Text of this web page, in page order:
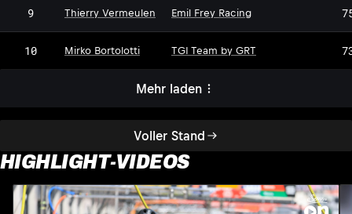
Voller Stand
9 Thierry Vermeulen Emil Frey Racing
10 Mirko Bortolotti TGI Team by GRT
Mehr laden
HIGHLIGHT-VIDEOS